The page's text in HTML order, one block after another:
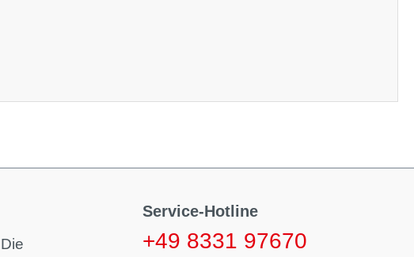
Die
Service-Hotline
+49 8331 97670